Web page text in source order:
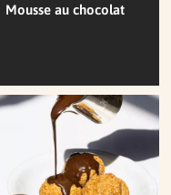
Mousse au chocolat